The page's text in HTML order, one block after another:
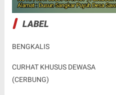
LABEL
BENGKALIS
CURHAT KHUSUS DEWASA
(CERBUNG)